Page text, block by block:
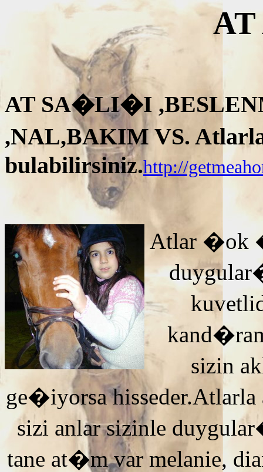
AT SA�LI�I
,NAL,BAKIM VS.
bulabilirsiniz.http://
Atlar �ok
sizin
ge�iyorsa
sizi anlar sizinle
tane at�m var melanie,